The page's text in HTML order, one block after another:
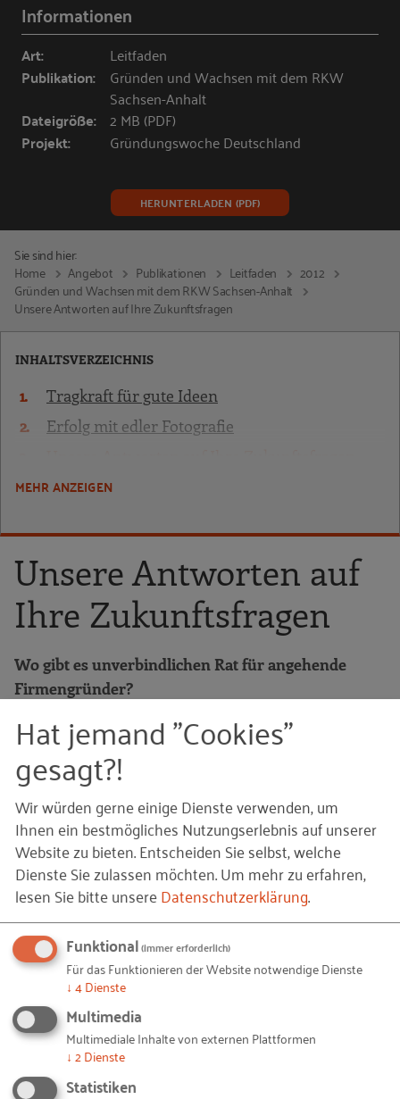
Informationen
Art: Leitfaden
Publikation:
Gründen und Wachsen mit dem RKW
Sachsen-Anhalt
Dateigröße: 2 MB (PDF)
Projekt: Gründungswoche Deutschland
HERUNTERLADEN (PDF)
Sie sind hier:
Home
Angebot Publikationen Leitfaden
2012
Gründen und Wachsen mit dem RKW Sachsen-Anhalt
Unsere Antworten auf Ihre Zukunftsfragen
INHALTSVERZEICHNIS
Tragkraft für gute Ideen
Erfolg mit edler Fotografie
Ihr Partner für Kompetenz und Wachstum
MEHR ANZEIGEN
Unsere Antworten auf
Ihre Zukunftsfragen
Wo gibt es unverbindlichen Rat für angehende
Firmengründer?
Anliegen an das RKW Sachsen-Anhalt herantreten.
An den Hochschulen im Land wird regelmäßig über
das Modellprojekt ego.migra informiert. Mehr dazu
erfahren angehenden Firmengründer mit
Migrationshintergrund bei den regelmäßigen
ego.migra-Sprechstunden.
Wer begleitet künftige Unternehmer während der
Gründungsphase?
Zur Begleitung der angehenden Gründer steht ein
Team aus erfahrenen Gründungsberatern zur
Verfügung, das beständig informiert, schult und
coacht. Zudem steht ein Netz aus erfahrenen
Beratern und Fachexperten für Intensivcoachings
zur Verfügung, etwa das Beraternetzwerk RKW
Hat jemand "Cookies"
gesagt?!
Wir würden gerne einige Dienste verwenden, um
Ihnen ein bestmögliches Nutzungserlebnis auf unserer
Website zu bieten. Entscheiden Sie selbst, welche
Dienste Sie zulassen möchten.Um mehr zu erfahren,
lesen Sie bitte unsereDatenschutzerklärung.
Funktional(immer erforderlich)
Für das Funktionieren der Website notwendige Dienste
↓ 4Dienste
Multimedia
Multimediale Inhalte von externen Plattformen
↓ 2Dienste
Statistiken